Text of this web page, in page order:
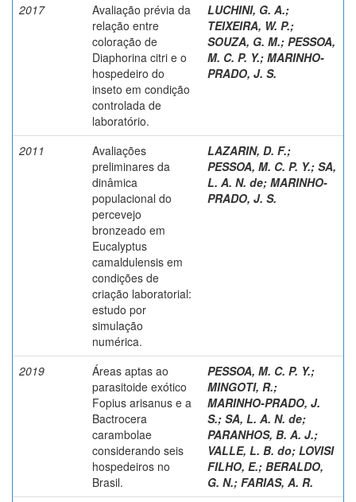
2017
Avaliação prévia da
relação entre
coloração de
Diaphorina citri e o
hospedeiro do
inseto em condição
controlada de
laboratório.
LUCHINI, G. A.;
TEIXEIRA, W. P.;
SOUZA, G. M.; PESSOA,
M. C. P. Y.; MARINHO-
PRADO, J. S.
2011
Avaliações
preliminares da
dinâmica
populacional do
percevejo
bronzeado em
Eucalyptus
camaldulensis em
condições de
criação laboratorial:
estudo por
simulação
numérica.
LAZARIN, D. F.;
PESSOA, M. C. P. Y.; SA,
L. A. N. de; MARINHO-
PRADO, J. S.
2019
Áreas aptas ao
parasitoide exótico
Fopius arisanus e a
Bactrocera
carambolae
considerando seis
hospedeiros no
Brasil.
PESSOA, M. C. P. Y.;
MINGOTI, R.;
MARINHO-PRADO, J.
S.; SA, L. A. N. de;
PARANHOS, B. A. J.;
VALLE, L. B. do; LOVISI
FILHO, E.; BERALDO,
G. N.; FARIAS, A. R.